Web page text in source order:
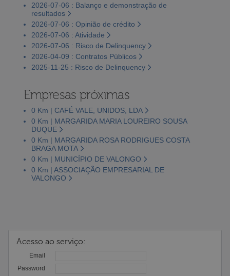
2026-07-06 : Balanço e demonstração de
resultados
2026-07-06 : Opinião de crédito
2026-07-06 : Atividade
2026-07-06 : Risco de Delinquency
2026-04-09 : Contratos Públicos
2025-11-25 : Risco de Delinquency
Empresas próximas
0 Km | CAFÉ VALE, UNIDOS, LDA
0 Km | MARGARIDA MARIA LOUREIRO SOUSA
DUQUE
0 Km | MARGARIDA ROSA RODRIGUES COSTA
BRAGA MOTA
0 Km | MUNICÍPIO DE VALONGO
0 Km | ASSOCIAÇÃO EMPRESARIAL DE
VALONGO
Acesso ao serviço:
Email
Password